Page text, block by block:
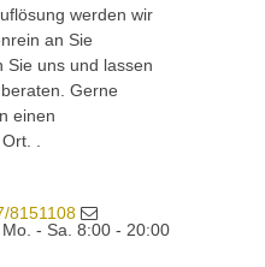
werden wir
an Sie
Sie uns und lassen
Gerne
einen
.
8151108
Mo. - Sa. 8:00 - 20:00